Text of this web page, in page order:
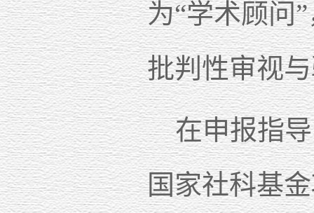
为“学术顾问
批判性审视
在申报指
国家社科基